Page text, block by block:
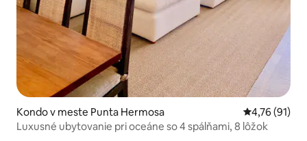
Kondo v meste Punta Hermosa Priemerné
4,76 (91)
Luxusné ubytovanie pri oceáne so 4 spálňami, 8 lôžok